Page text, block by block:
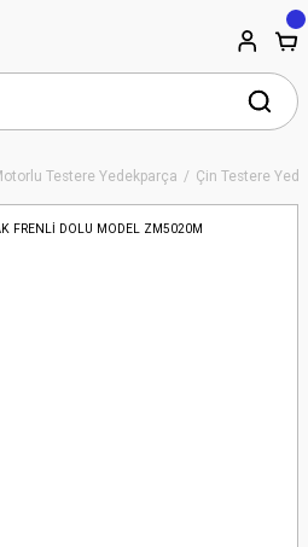
Testere Yedekparça Çin Testere